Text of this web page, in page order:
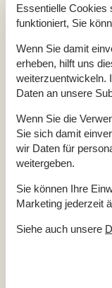
Alternative
Anzahl Hochstühle 1
Anzahl kostenloser
Baujahr 1973
Baumaterial: Holz
Blick ins Grüne
Brennholz kann
EL exkl.
Ferienhaus 65 m²
Heizung,
Renoviert 2022
Self-Service-Check-
Staubsauger
Waschmaschine
Winterfest
Draußen
Gartenmöbel
Essentielle Cookies
funktioniert, Sie
Wenn Sie damit
erheben, hilft uns
weiterzuentwickeln.
Daten an unsere
Wenn Sie die
Sie sich damit
wir Daten für
weitergeben.
Sie können Ihre
Marketing jederzeit
Siehe auch unsere